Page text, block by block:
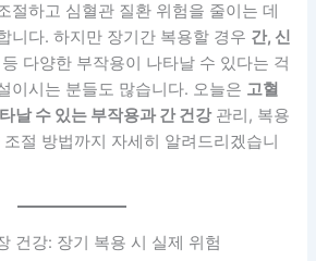
절하고 심혈관 질환 위험을 줄이는 데
니다. 하지만 장기간 복용할 경우 간, 신
등 다양한 부작용이 나타날 수 있다는 걱
이시는 분들도 많습니다. 오늘은 고혈
날 수 있는 부작용과 간 건강관리, 복용
절 방법까지 자세히 알려드리겠습니
건강: 장기 복용 시 실제 위험